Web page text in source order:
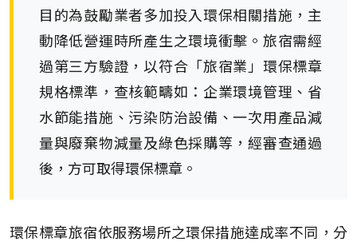
目的為鼓勵業者多加投入環保相關措施，主
動降低營運時所產生之環境衝擊。旅宿需經
過第三方驗證，以符合「旅宿業」環保標章
規格標準，查核範疇如：企業環境管理、省
水節能措施、污染防治設備、一次用產品減
量與廢棄物減量及綠色採購等，經審查通過
後，方可取得環保標章。
環保標章旅宿依服務場所之環保措施達成率不同，分